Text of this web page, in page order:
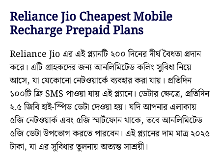
Reliance Jio Cheapest Mobile
Recharge Prepaid Plans
Reliance Jio এর এই প্ল্যানটি ২০০ দিনের দীর্ঘ বৈধতা প্রদান
করে। এটি গ্রাহকদের জন্য আনলিমিটেড কলিং সুবিধা নিয়ে
আসে, যা যেকোনো নেটওয়ার্কে ব্যবহার করা যায়। প্রতিদিন
১০০টি ফ্রি SMS পাওয়া যায় এই প্ল্যানে। ডেটার ক্ষেত্রে, প্রতিদিন
২.৫ জিবি হাই-স্পিড ডেটা দেওয়া হয়। যদি আপনার এলাকায়
৫জি নেটওয়ার্ক এবং ৫জি স্মার্টফোন থাকে, তবে আনলিমিটেড
৫জি ডেটা উপভোগ করতে পারবেন। এই প্ল্যানের দাম মাত্র ২০২৫
টাকা, যা এর সুবিধার তুলনায় অত্যন্ত সাশ্রয়ী।